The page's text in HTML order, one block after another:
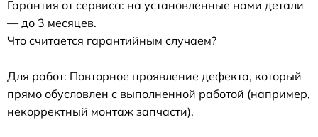
Гарантия от сервиса: на установленные нами детали
— до 3 месяцев.
Что считается гарантийным случаем?
Для работ: Повторное проявление дефекта, который
прямо обусловлен с выполненной работой (например,
некорректный монтаж запчасти).